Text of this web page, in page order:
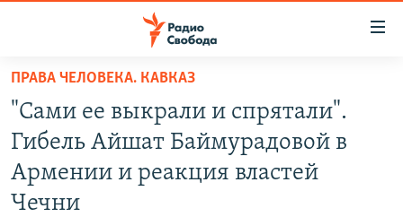
упрощенного
доступа
Вернуться
основному
содержанию
ПРОГРАММЫ
ПОДКАСТЫ
АВТОРСКИЕ ПРОЕКТЫ
ЦИТАТЫ СВОБОДЫ
ПРАВА ЧЕЛОВЕКА. КАВКАЗ
"Сами ее выкрали и спрятали".
Гибель Айшат Баймурадовой в
Армении и реакция властей
Чечни